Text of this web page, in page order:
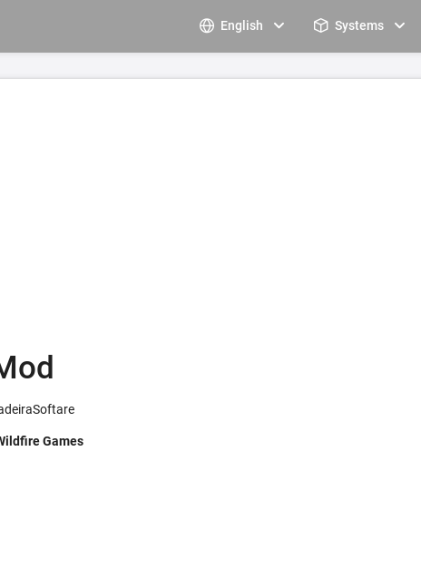
English Systems
Games